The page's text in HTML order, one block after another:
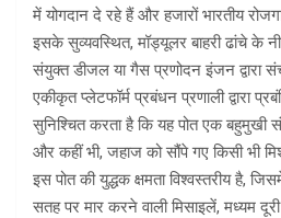
में योगदान दे रहे हैं और हजारों भारतीय
इसके सुव्यवस्थित, मॉड्यूलर बाहरी ढांचे के
संयुक्त डीजल या गैस प्रणोदन इंजन द्वारा
एकीकृत प्लेटफॉर्म प्रबंधन प्रणाली द्वारा
सुनिश्चित करता है कि यह पोत एक बहुमुखी
और कहीं भी, जहाज को सौंपे गए किसी भी
इस पोत की युद्धक क्षमता विश्वस्तरीय है,
सतह पर मार करने वाली मिसाइलें, मध्यम